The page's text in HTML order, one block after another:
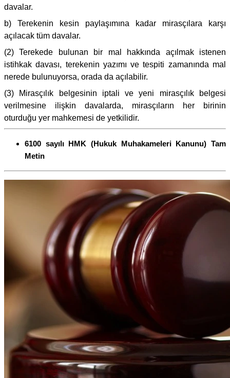
davalar.
b) Terekenin kesin paylaşımına kadar mirasçılara karşı
açılacak tüm davalar.
(2) Terekede bulunan bir mal hakkında açılmak istenen
istihkak davası, terekenin yazımı ve tespiti zamanında mal
nerede bulunuyorsa, orada da açılabilir.
(3) Mirasçılık belgesinin iptali ve yeni mirasçılık belgesi
verilmesine ilişkin davalarda, mirasçıların her birinin
oturduğu yer mahkemesi de yetkilidir.
6100 sayılı HMK (Hukuk Muhakameleri Kanunu) Tam
Metin